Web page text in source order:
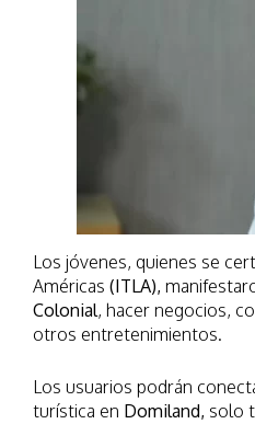
Los jóvenes, quienes se
Américas (ITLA),
Colonial, hacer negocios,
otros entretenimientos.
Los usuarios podrán
turística en Domiland, solo